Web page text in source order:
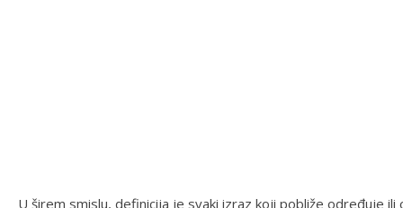
U širem smislu, definicija je svaki izraz koji pobliže određuje ili